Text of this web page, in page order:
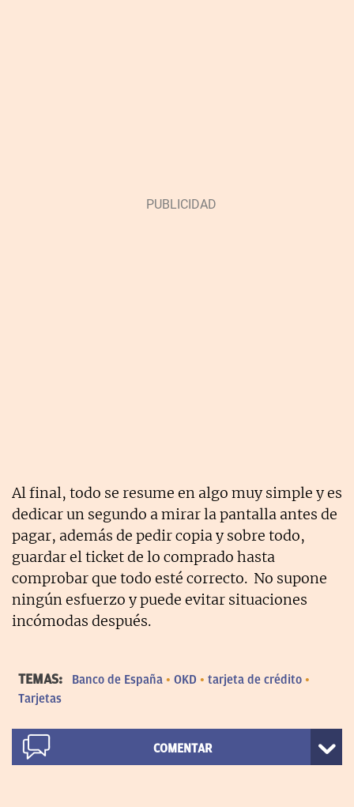
Al final, todo se resume en algo muy simple y es
dedicar un segundo a mirar la pantalla antes de
pagar, además de pedir copia y sobre todo,
guardar el ticket de lo comprado hasta
comprobar que todo esté correcto. No supone
ningún esfuerzo y puede evitar situaciones
incómodas después.
TEMAS: Banco de España OKD
tarjeta de crédito
Tarjetas
COMENTAR